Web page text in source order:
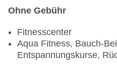
Poolbar Outdoor „Pool
Pianobar „The Bar“:
Inclusive inklusive
Coffeeshop „Thea´s
gegen Gebühr
Ohne Gebühr
Fitnesscenter
Aqua Fitness, Bauch-
Entspannungskurse,